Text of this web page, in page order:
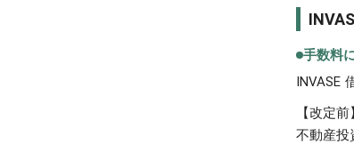
手数料
INVASE
【改定前】
不動産投